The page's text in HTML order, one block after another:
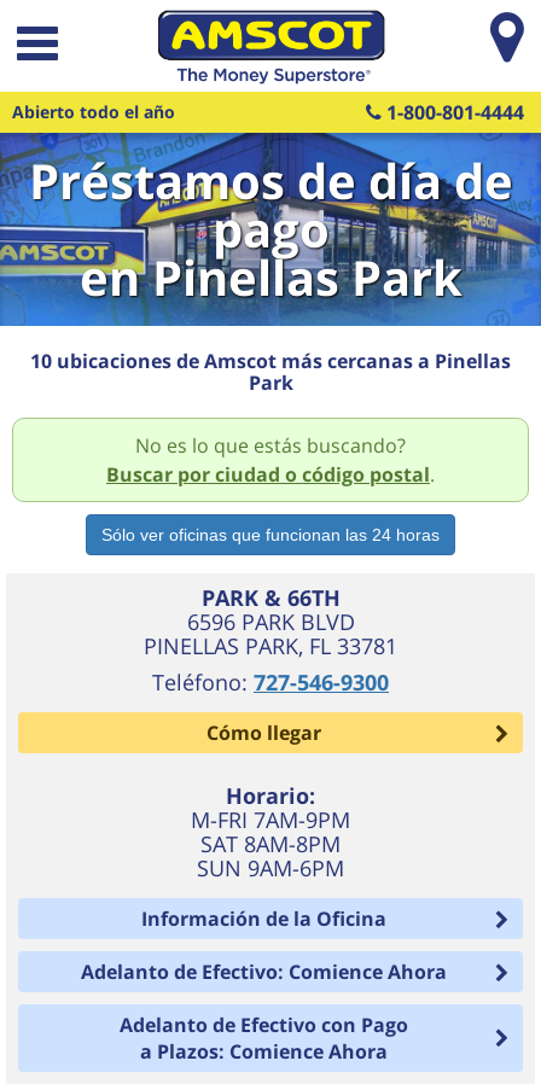
Saltar al contenido principal
Abierto todo el año 1-800-801-4444
Préstamos de día de
pago
en Pinellas Park
10 ubicaciones de Amscot más cercanas a Pinellas
Park
No es lo que estás buscando?
Buscar por ciudad o código postal.
PARK & 66TH
6596 PARK BLVD
PINELLAS PARK, FL 33781
Teléfono: 727-546-9300
Cómo llegar
Horario:
M-FRI 7AM-9PM
SAT 8AM-8PM
SUN 9AM-6PM
Información de la Oficina
Adelanto de Efectivo: Comience Ahora
Adelanto de Efectivo con Pago
a Plazos: Comience Ahora